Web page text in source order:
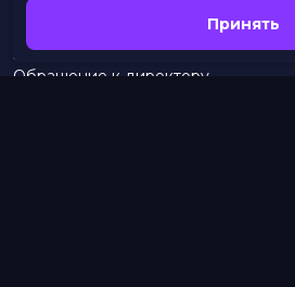
Скоро в кино
Заведения
Обращение к директору
Принять